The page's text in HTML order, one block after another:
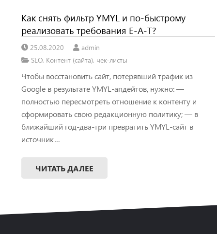
Как снять фильтр YMYL и по-быстрому
реализовать требования E-A-T?
25.08.2020
admin
SEO, Контент (сайта), чек-листы
Чтобы восстановить сайт, потерявший трафик из
Google в результате YMYL-апдейтов, нужно: —
полностью пересмотреть отношение к контенту и
сформировать свою редакционную политику; — в
ближайший год-два-три превратить YMYL-сайт в
источник…
ЧИТАТЬ ДАЛЕЕ